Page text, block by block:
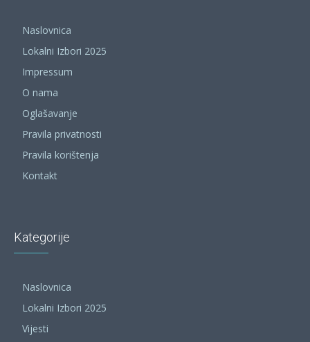
Naslovnica
Lokalni Izbori 2025
Impressum
O nama
Oglašavanje
Pravila privatnosti
Pravila korištenja
Kontakt
Kategorije
Naslovnica
Lokalni Izbori 2025
Vijesti